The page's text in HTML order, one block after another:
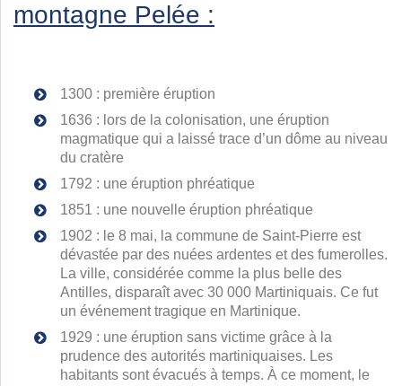
montagne Pelée :
1300 : première éruption
1636 : lors de la colonisation, une éruption
magmatique qui a laissé trace d’un dôme au niveau
du cratère
1792 : une éruption phréatique
1851 : une nouvelle éruption phréatique
1902 : le 8 mai, la commune de Saint-Pierre est
dévastée par des nuées ardentes et des fumerolles.
La ville, considérée comme la plus belle des
Antilles, disparaît avec 30 000 Martiniquais. Ce fut
un événement tragique en Martinique.
1929 : une éruption sans victime grâce à la
prudence des autorités martiniquaises. Les
habitants sont évacués à temps. À ce moment, le